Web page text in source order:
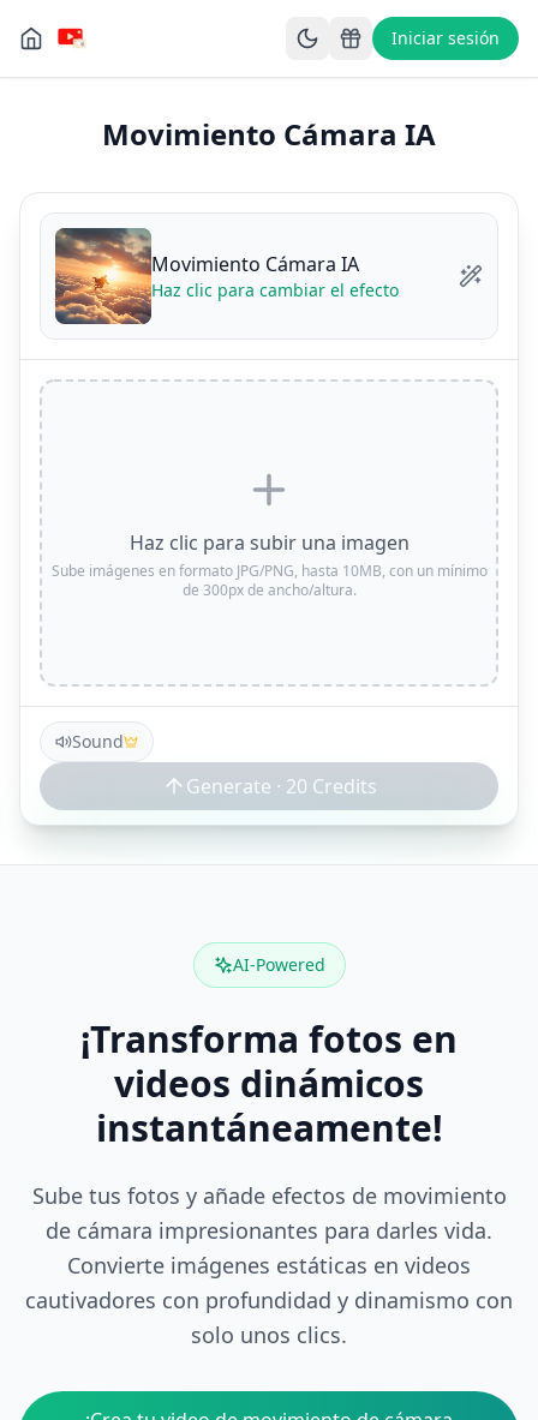
Iniciar sesión
Movimiento Cámara IA
Movimiento Cámara IA
Haz clic para cambiar el efecto
Haz clic para subir una imagen
Sube imágenes en formato JPG/PNG, hasta 10MB, con un mínimo
de 300px de ancho/altura.
Sound
Generate · 20 Credits
AI-Powered
¡Transforma fotos en
videos dinámicos
instantáneamente!
Sube tus fotos y añade efectos de movimiento
de cámara impresionantes para darles vida.
Convierte imágenes estáticas en videos
cautivadores con profundidad y dinamismo con
solo unos clics.